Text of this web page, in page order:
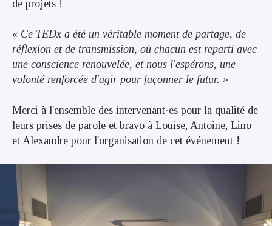
de projets !
« Ce TEDx a été un véritable moment de partage, de
réflexion et de transmission, où chacun est reparti avec
une conscience renouvelée, et nous l'espérons, une
volonté renforcée d'agir pour façonner le futur. »
Merci à l'ensemble des intervenant·es pour la qualité de
leurs prises de parole et bravo à Louise, Antoine, Lino
et Alexandre pour l'organisation de cet événement !